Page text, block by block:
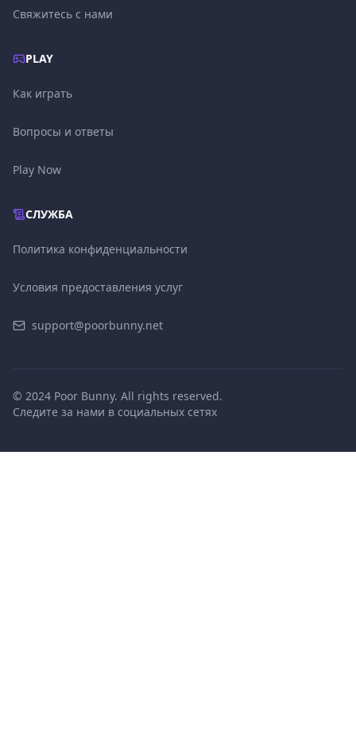
Свяжитесь с нами
PLAY
Как играть
Вопросы и ответы
Play Now
СЛУЖБА
Политика конфиденциальности
Условия предоставления услуг
support@poorbunny.net
© 2024 Poor Bunny. All rights reserved.
Следите за нами в социальных сетях